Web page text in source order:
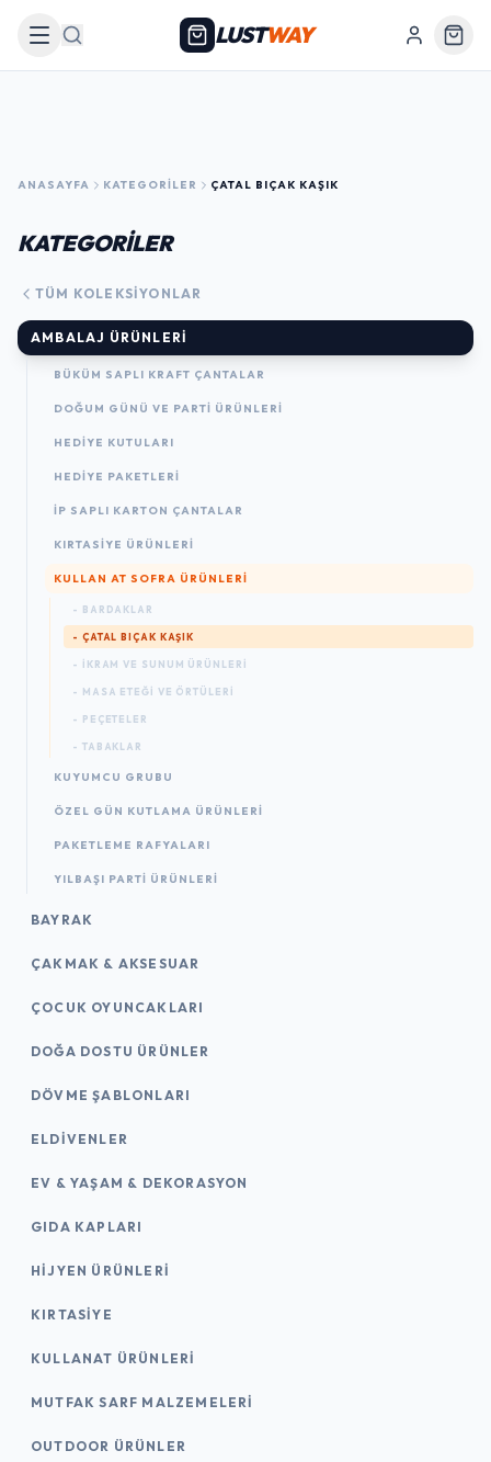
Arama LUSTWAY
ANASAYFA KATEGORILER ÇATAL BIÇAK KAŞIK
KATEGORİLER
TÜM KOLEKSIYONLAR
AMBALAJ ÜRÜNLERI
BÜKÜM SAPLI KRAFT ÇANTALAR
DOĞUM GÜNÜ VE PARTI ÜRÜNLERI
HEDIYE KUTULARI
HEDIYE PAKETLERI
İP SAPLI KARTON ÇANTALAR
KIRTASIYE ÜRÜNLERI
KULLAN AT SOFRA ÜRÜNLERI
- BARDAKLAR
- ÇATAL BIÇAK KAŞIK
- İKRAM VE SUNUM ÜRÜNLERI
- MASA ETEĞI VE ÖRTÜLERI
- PEÇETELER
- TABAKLAR
KUYUMCU GRUBU
ÖZEL GÜN KUTLAMA ÜRÜNLERI
PAKETLEME RAFYALARI
YILBAŞI PARTI ÜRÜNLERI
BAYRAK
ÇAKMAK & AKSESUAR
ÇOCUK OYUNCAKLARI
DOĞA DOSTU ÜRÜNLER
DÖVME ŞABLONLARI
ELDIVENLER
EV & YAŞAM & DEKORASYON
GIDA KAPLARI
HIJYEN ÜRÜNLERI
KIRTASİYE
KULLANAT ÜRÜNLERI
MUTFAK SARF MALZEMELERI
OUTDOOR ÜRÜNLER